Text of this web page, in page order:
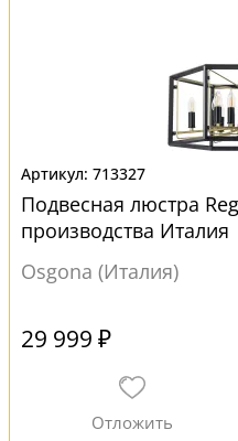
713327
Подвесная люстра
производства Италия
Osgona (Италия)
29 999 ₽